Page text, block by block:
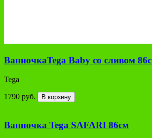
ВанночкаTega Baby со сливом
Tega
1790 руб. В корзину
Ванночка Tega SAFARI 86см